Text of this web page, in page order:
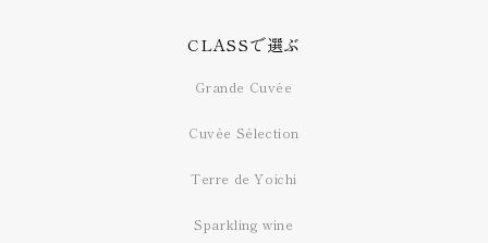
CLASSで選ぶ
Grande Cuvée
Cuvée Sélection
Terre de Yoichi
Sparkling wine